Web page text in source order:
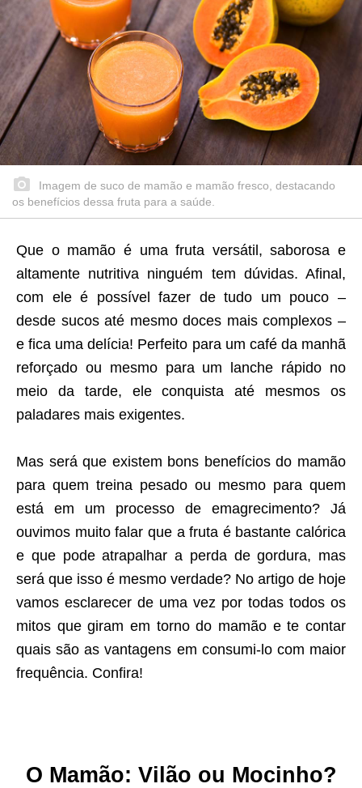
Imagem de suco de mamão e mamão fresco, destacando
os benefícios dessa fruta para a saúde.
Que o mamão é uma fruta versátil, saborosa e
altamente nutritiva ninguém tem dúvidas. Afinal,
com ele é possível fazer de tudo um pouco –
desde sucos até mesmo doces mais complexos –
e fica uma delícia! Perfeito para um café da manhã
reforçado ou mesmo para um lanche rápido no
meio da tarde, ele conquista até mesmos os
paladares mais exigentes.
Mas será que existem bons benefícios do mamão
para quem treina pesado ou mesmo para quem
está em um processo de emagrecimento? Já
ouvimos muito falar que a fruta é bastante calórica
e que pode atrapalhar a perda de gordura, mas
será que isso é mesmo verdade? No artigo de hoje
vamos esclarecer de uma vez por todas todos os
mitos que giram em torno do mamão e te contar
quais são as vantagens em consumi-lo com maior
frequência. Confira!
O Mamão: Vilão ou Mocinho?